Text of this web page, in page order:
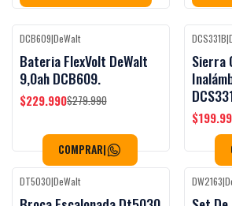
-18%OFF
DCB609|DeWalt
Bateria FlexVolt DeWalt
9,0ah DCB609.
$229.990$279.990
COMPRAR|
-23%
DCS331B|
Sierra
-25%OFF
DT5030|DeWalt DW2163|